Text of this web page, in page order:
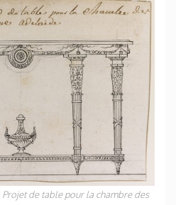
Projet de table pour la chambre des